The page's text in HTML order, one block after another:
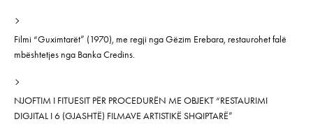
Filmi “Guximtarët” (1970), me regji nga Gëzim Erebara, restaurohet falë
mbështetjes nga Banka Credins.
NJOFTIM I FITUESIT PËR PROCEDURËN ME OBJEKT “RESTAURIMI
DIGJITAL I 6 (GJASHTË) FILMAVE ARTISTIKË SHQIPTARË”